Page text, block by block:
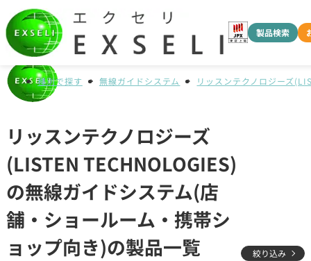
製品検索
種別で探す 無線ガイドシステム リッスンテクノロジーズ
リッスンテクノロジーズ
(LISTEN TECHNOLOGIES)
の無線ガイドシステム(店
舗・ショールーム・携帯シ
ョップ向き)の製品一覧
絞り込み